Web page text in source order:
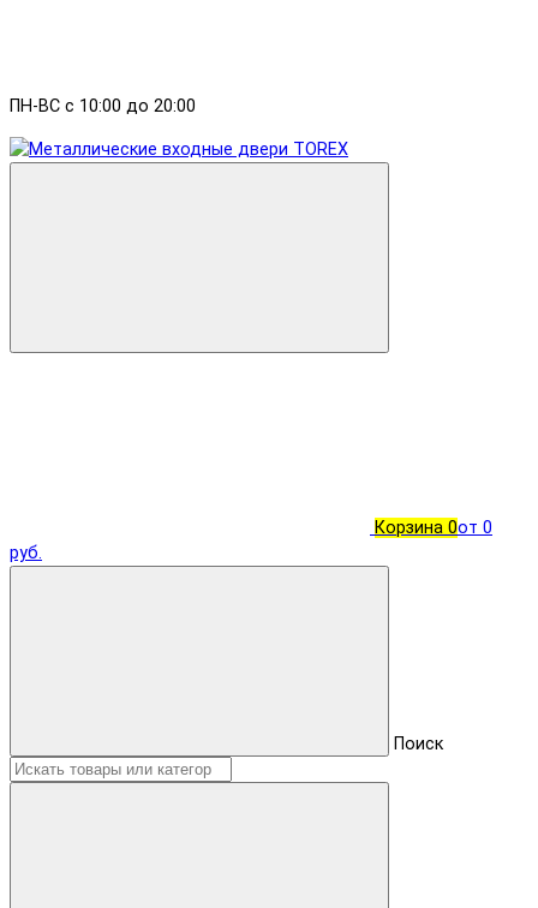
ПН-ВС с 10:00 до 20:00
Корзина 0от 0
руб.
Поиск